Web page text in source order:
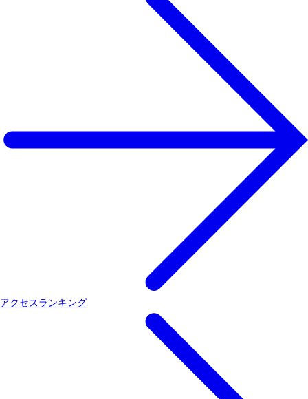
アクセスランキング